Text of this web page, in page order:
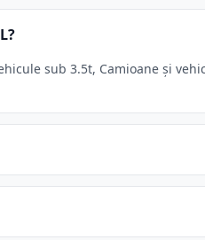
sub 3.5t, Camioane și